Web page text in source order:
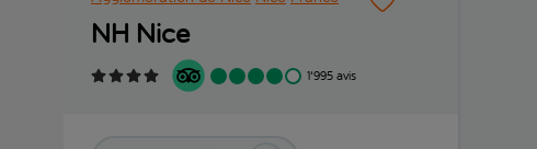
NH Nice
1'995 avis